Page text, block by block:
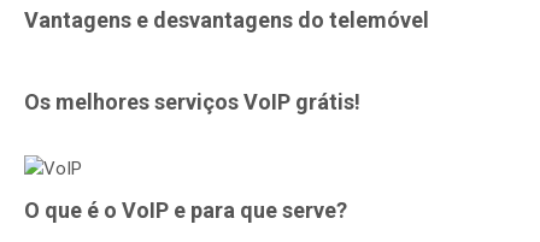
Vantagens e desvantagens do telemóvel
Os melhores serviços VoIP grátis!
O que é o VoIP e para que serve?